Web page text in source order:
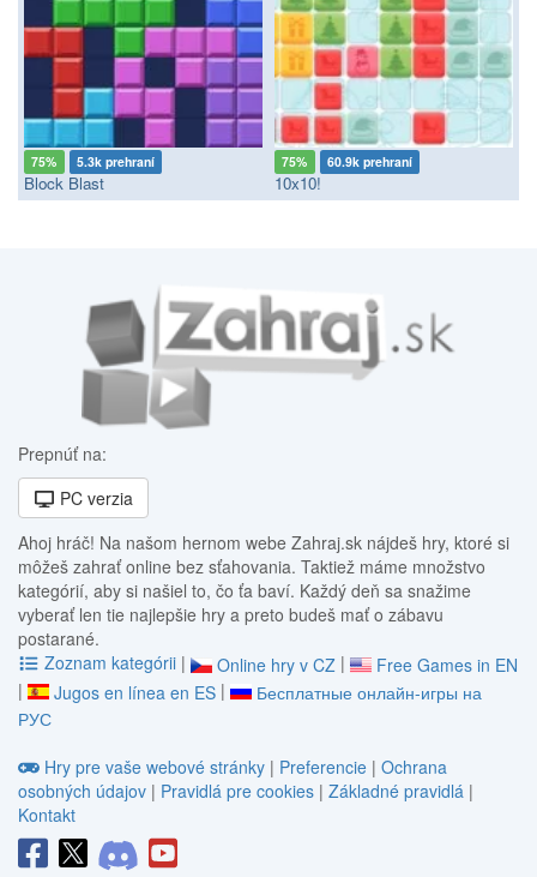
75% 5.3k prehraní
Block Blast
75% 60.9k prehraní
10x10!
Prepnúť na:
PC verzia
Ahoj hráč! Na našom hernom webe Zahraj.sk nájdeš hry, ktoré si
môžeš zahrať online bez sťahovania. Taktiež máme množstvo
kategórií, aby si našiel to, čo ťa baví. Každý deň sa snažime
vyberať len tie najlepšie hry a preto budeš mať o zábavu
postarané.
Zoznam kategórii | Online hry v CZ |
Free Games in EN
|
Jugos en línea en ES |
Бесплатные онлайн-игры на
РУС
Hry pre vaše webové stránky | Preferencie | Ochrana
osobných údajov | Pravidlá pre cookies | Základné pravidlá |
Kontakt